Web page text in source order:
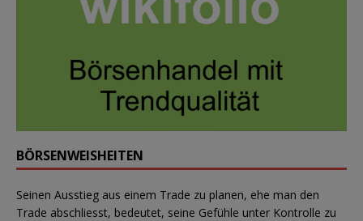
BÖRSENWEISHEITEN
Seinen Ausstieg aus einem Trade zu planen, ehe man den
Trade abschliesst, bedeutet, seine Gefühle unter Kontrolle zu